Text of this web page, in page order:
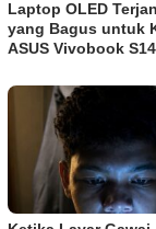
Laptop OLED
yang Bagus untuk
ASUS Vivobook S14